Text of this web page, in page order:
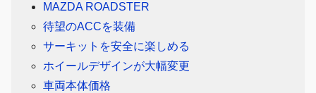
MAZDA ROADSTER
待望のACCを装備
サーキットを安全に楽しめる
ホイールデザインが大幅変更
車両本体価格